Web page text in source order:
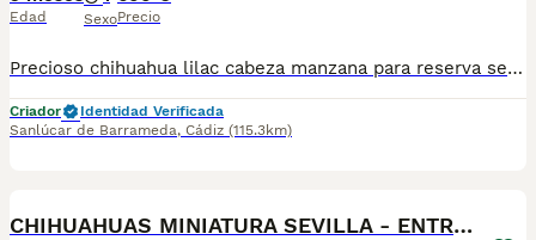
Edad SexoPrecio
Precioso chihuahua lilac cabeza manzana para reserva se entregan con 2 meses con vacunas al dia, desparacitado y contrato QUIERES UN CHIHUAHUA? A QUE ESPERAS PA LLAMARNOS😊🐶
Criador
Identidad Verificada
Sanlúcar de Barrameda, Cádiz (115.3km)
CHIHUAHUAS MINIATURA SEVILLA - ENTREGA